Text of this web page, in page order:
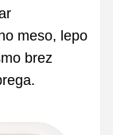
meso, lepo
brez